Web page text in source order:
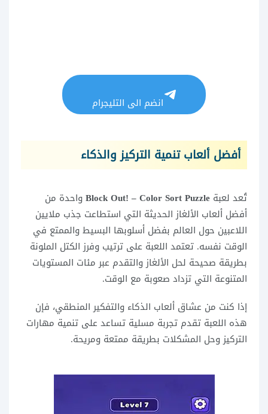
انضم الى التليجرام
أفضل ألعاب تنمية التركيز والذكاء
تُعد لعبة Block Out! – Color Sort Puzzleواحدة من
أفضل ألعاب الألغاز الحديثة التي استطاعت جذب ملايين
اللاعبين حول العالم بفضل أسلوبها البسيط والممتع في
الوقت نفسه. تعتمد اللعبة على ترتيب وفرز الكتل الملونة
بطريقة صحيحة لحل الألغاز والتقدم عبر مئات المستويات
المتنوعة التي تزداد صعوبة مع الوقت.
إذا كنت من عشاق ألعاب الذكاء والتفكير المنطقي، فإن
هذه اللعبة تقدم تجربة مسلية تساعد على تنمية مهارات
التركيز وحل المشكلات بطريقة ممتعة ومريحة.